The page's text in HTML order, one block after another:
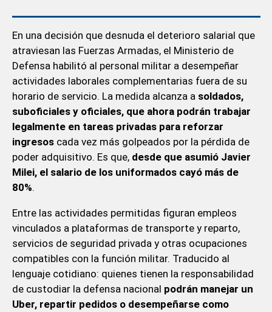
En una decisión que desnuda el deterioro salarial que
atraviesan las Fuerzas Armadas, el Ministerio de
Defensa habilitó al personal militar a desempeñar
actividades laborales complementarias fuera de su
horario de servicio. La medida alcanza a soldados,
suboficiales y oficiales, que ahora podrán trabajar
legalmente en tareas privadas para reforzar
ingresoscada vez más golpeados por la pérdida de
poder adquisitivo. Es que, desde que asumió Javier
Milei, el salario de los uniformados cayó más de
80%.
Entre las actividades permitidas figuran empleos
vinculados a plataformas de transporte y reparto,
servicios de seguridad privada y otras ocupaciones
compatibles con la función militar. Traducido al
lenguaje cotidiano: quienes tienen la responsabilidad
de custodiar la defensa nacional podrán manejar un
Uber, repartir pedidos o desempeñarse como